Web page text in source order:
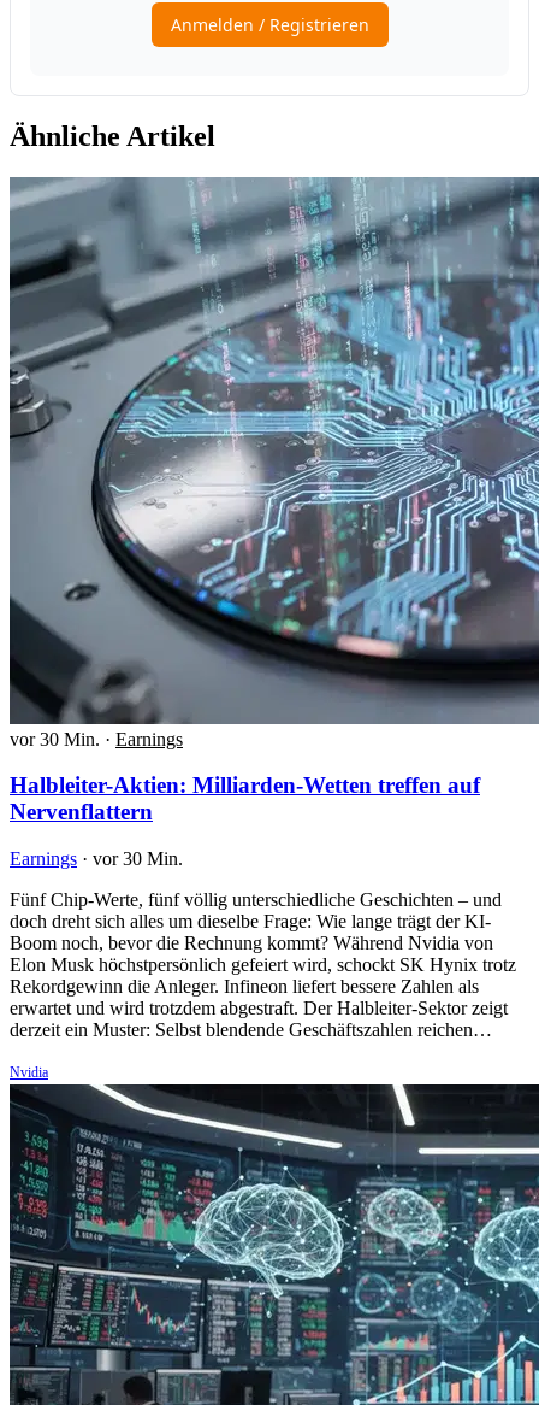
Ähnliche Artikel
vor 30 Min. · Earnings
Halbleiter-Aktien: Milliarden-Wetten treffen auf
Nervenflattern
Earnings · vor 30 Min.
Fünf Chip-Werte, fünf völlig unterschiedliche Geschichten – und
doch dreht sich alles um dieselbe Frage: Wie lange trägt der KI-
Boom noch, bevor die Rechnung kommt? Während Nvidia von
Elon Musk höchstpersönlich gefeiert wird, schockt SK Hynix trotz
Rekordgewinn die Anleger. Infineon liefert bessere Zahlen als
erwartet und wird trotzdem abgestraft. Der Halbleiter-Sektor zeigt
derzeit ein Muster: Selbst blendende Geschäftszahlen reichen…
Nvidia